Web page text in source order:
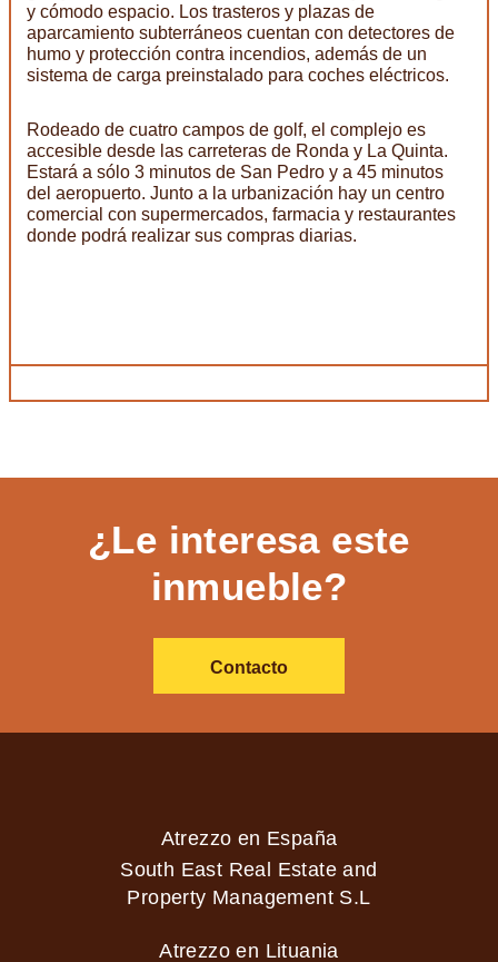
y cómodo espacio. Los trasteros y plazas de
aparcamiento subterráneos cuentan con detectores de
humo y protección contra incendios, además de un
sistema de carga preinstalado para coches eléctricos.
Rodeado de cuatro campos de golf, el complejo es
accesible desde las carreteras de Ronda y La Quinta.
Estará a sólo 3 minutos de San Pedro y a 45 minutos
del aeropuerto. Junto a la urbanización hay un centro
comercial con supermercados, farmacia y restaurantes
donde podrá realizar sus compras diarias.
¿Le interesa este
inmueble?
Contacto
Atrezzo en España
South East Real Estate and
Property Management S.L
Atrezzo en Lituania